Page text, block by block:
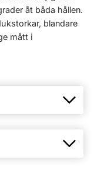
åt båda hållen.
blandare
mått i